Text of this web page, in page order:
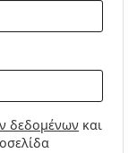
δεδομένων και